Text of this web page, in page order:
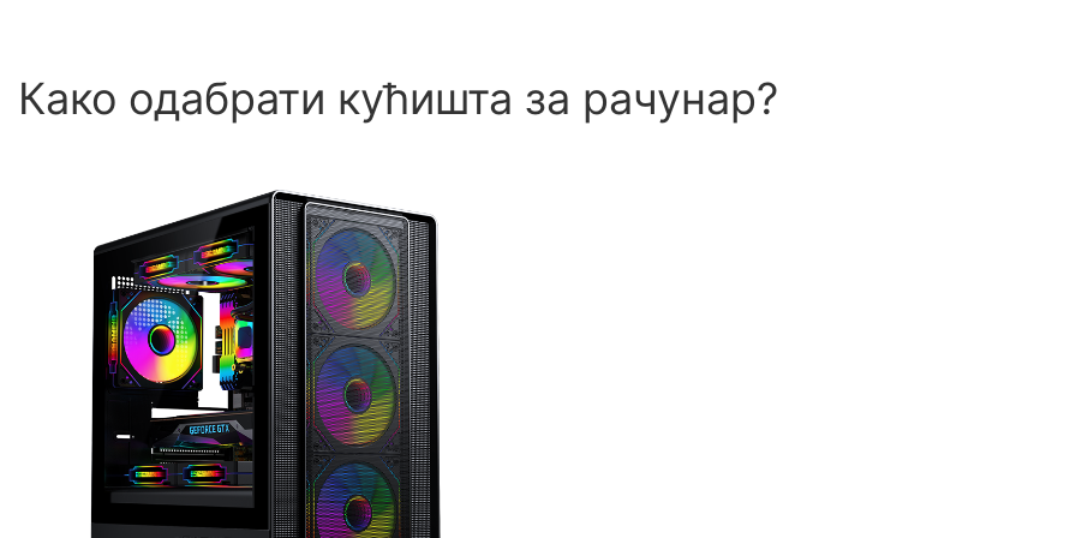
Како одабрати кућишта за рачунар?